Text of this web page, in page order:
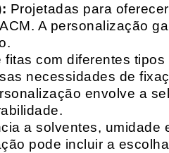
Projetadas para
A personalização
fitas com diferentes
necessidades de
envolve a
a solventes,
pode incluir a